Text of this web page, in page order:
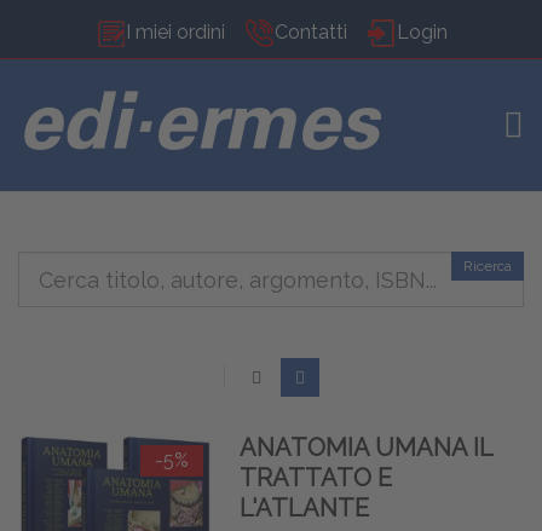
I miei ordini Contatti Login
Ricerca
-5%
ANATOMIA UMANA IL
TRATTATO E
L'ATLANTE